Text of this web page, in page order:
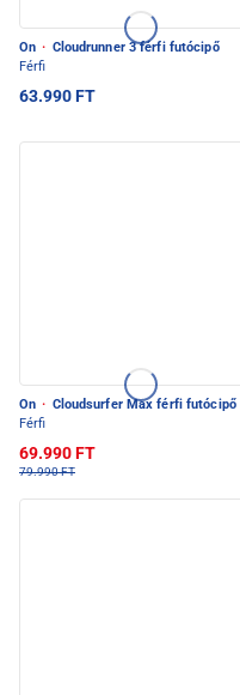
On · Cloudrunner 3 férfi futócipő
Férfi
63.990 FT
On · Cloudsurfer Max férfi futócipő
Férfi
69.990 FT
79.990 FT